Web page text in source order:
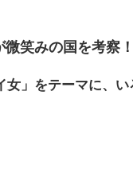
笑みの国を考察
女」をテーマに、